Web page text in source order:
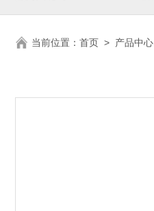
当前位置： 首页 > 产品中心